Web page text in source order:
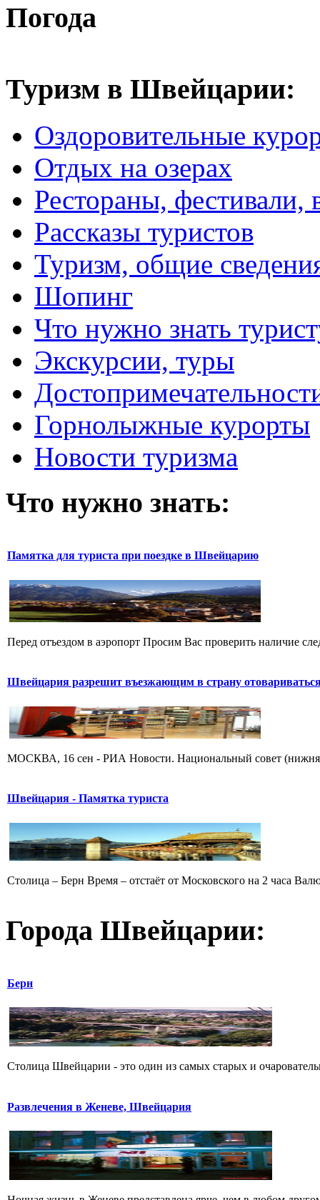
Погода
Туризм в Швейцарии:
Оздоровительные
Отдых на озерах
Рестораны, фестивали,
Рассказы туристов
Туризм, общие
Шопинг
Что нужно знать
Экскурсии, туры
Горнолыжные курорты
Новости туризма
Что нужно знать:
Памятка для туриста при поездке в Швейцарию
Перед отъездом в аэропорт Просим Вас проверить наличие
Швейцария разрешит въезжающим в страну
МОСКВА, 16 сен - РИА Новости. Национальный совет (нижняя
Швейцария - Памятка туриста
Столица – Берн Время – отстаёт от Московского на 2 часа
Города Швейцарии:
Берн
Столица Швейцарии - это один из самых старых и
Развлечения в Женеве, Швейцария